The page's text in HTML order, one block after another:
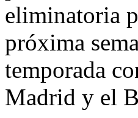
eliminatoria
próxima
temporada
Madrid y el